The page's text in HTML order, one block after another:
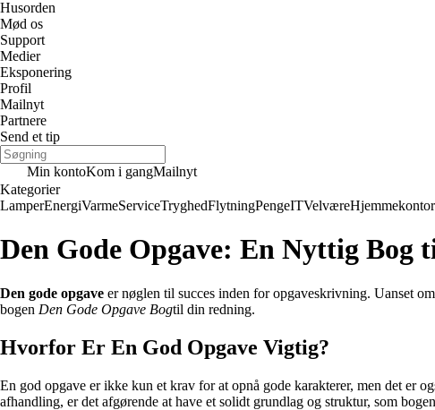
Husorden
Mød os
Support
Medier
Eksponering
Profil
Mailnyt
Partnere
Send et tip
Min kontoKom i gangMailnyt
Kategorier
LamperEnergiVarmeServiceTryghedFlytningPengeITVelværeHjemmekontor
Den Gode Opgave: En Nyttig Bog
Den gode opgave er nøglen til succes inden for opgaveskrivning. Uanset
bogen Den Gode Opgave Bogtil din redning.
Hvorfor Er En God Opgave Vigtig?
En god opgave er ikke kun et krav for at opnå gode karakterer, men det er
afhandling, er det afgørende at have et solidt grundlag og struktur, som bogen